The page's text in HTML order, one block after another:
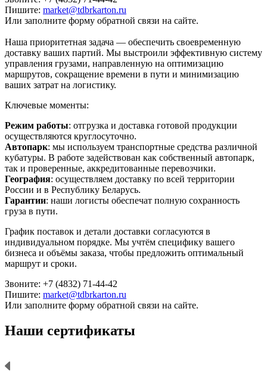
Пишите: market@tdbrkarton.ru
Или заполните форму обратной связи на сайте.
Наша приоритетная задача — обеспечить своевременную
доставку ваших партий. Мы выстроили эффективную систему
управления грузами, направленную на оптимизацию
маршрутов, сокращение времени в пути и минимизацию
ваших затрат на логистику.
Ключевые моменты:
Режим работы: отгрузка и доставка готовой продукции
осуществляются круглосуточно.
Автопарк: мы используем транспортные средства различной
кубатуры. В работе задействован как собственный автопарк,
так и проверенные, аккредитованные перевозчики.
География: осуществляем доставку по всей территории
России и в Республику Беларусь.
Гарантии: наши логисты обеспечат полную сохранность
груза в пути.
График поставок и детали доставки согласуются в
индивидуальном порядке. Мы учтём специфику вашего
бизнеса и объёмы заказа, чтобы предложить оптимальный
маршрут и сроки.
Звоните: +7 (4832) 71-44-42
Пишите: market@tdbrkarton.ru
Или заполните форму обратной связи на сайте.
Наши сертификаты